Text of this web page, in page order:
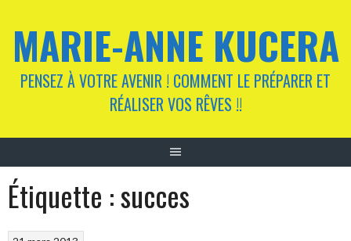
contenu
MARIE-ANNE KUCERA
PENSEZ À VOTRE AVENIR ! COMMENT LE PRÉPARER ET
RÉALISER VOS RÊVES !!
Étiquette :succes